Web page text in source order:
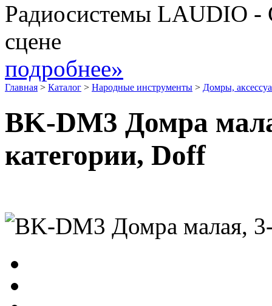
Радиосистемы LAUDIO -
сцене
подробнее»
Главная > Каталог > Народные инструменты > Домры,
BK-DM3 Домра
категории, Doff